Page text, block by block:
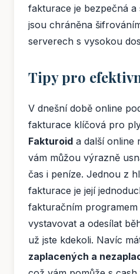
fakturace je bezpečná a
jsou chráněna
serverech s vysokou
Tipy pro
V dnešní době online
fakturace klíčová pro
Fakturoid a další online
vám můžou výrazně
čas i peníze. Jednou z
fakturace je její
fakturačním
vystavovat a odesílat
už jste kdekoli. Navíc
zaplacených a